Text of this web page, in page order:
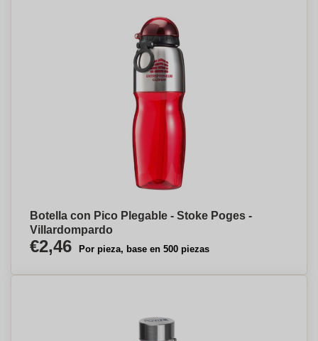
Botella con Pico Plegable - Stoke Poges -
Villardompardo
€2,46 Por pieza, base en 500 piezas